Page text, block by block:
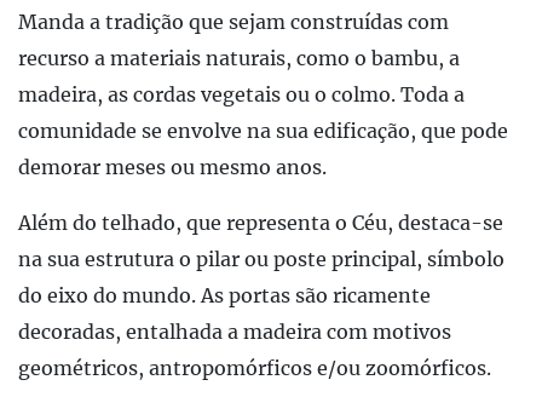
Manda a tradição que sejam construídas com
recurso a materiais naturais, como o bambu, a
madeira, as cordas vegetais ou o colmo. Toda a
comunidade se envolve na sua edificação, que pode
demorar meses ou mesmo anos.
Além do telhado, que representa o Céu, destaca-se
na sua estrutura o pilar ou poste principal, símbolo
do eixo do mundo. As portas são ricamente
decoradas, entalhada a madeira com motivos
geométricos, antropomórficos e/ou zoomórficos.